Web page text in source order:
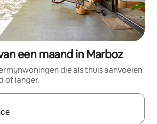
een maand in Marboz
die als thuis aanvoelen
of langer.
beschikbaar zijn, maak je een keuze